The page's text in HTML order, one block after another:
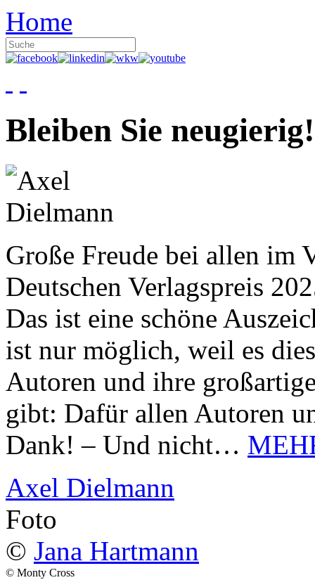
Home
Bleiben Sie neugierig!
Große Freude bei allen im
Deutschen Verlagspreis
Das ist eine schöne
ist nur möglich, weil es
Autoren und ihre
gibt: Dafür allen Autoren
Dank! – Und nicht…
Axel Dielmann
Foto
© Jana Hartmann
© Monty Cross